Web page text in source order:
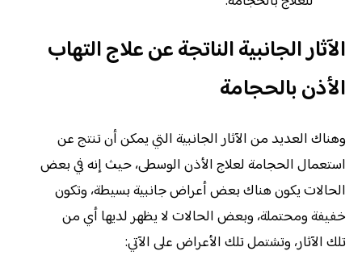
الآثار الجانبية الناتجة عن علاج التهاب
الأذن بالحجامة
وهناك العديد من الآثار الجانبية التي يمكن أن تنتج عن
استعمال الحجامة لعلاج الأذن الوسطى، حيث إنه في بعض
الحالات يكون هناك بعض أعراض جانبية بسيطة، وتكون
خفيفة ومحتملة، وبعض الحالات لا يظهر لديها أي من
تلك الآثار، وتشتمل تلك الأعراض على الآتي: